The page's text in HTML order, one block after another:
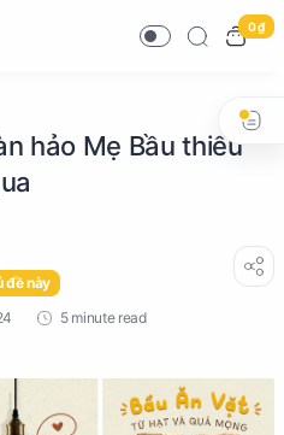
0 ₫
hảo Mẹ Bầu thiếu
đề này
5 minute read